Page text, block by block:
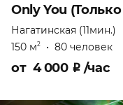
Only You
Нагатинская (11мин.)
150 м2 • 80 человек
от 4 000 ₽ /час